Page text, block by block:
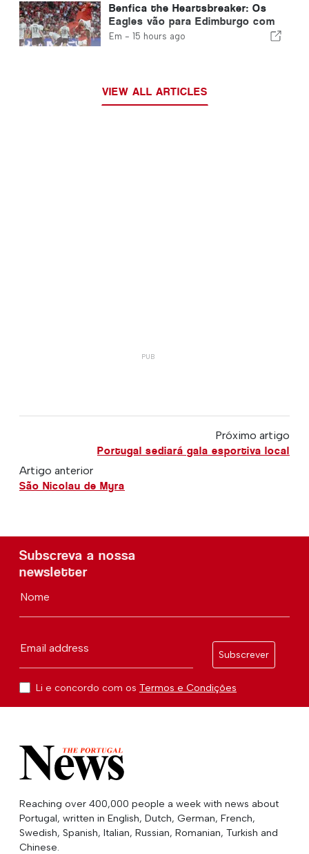
Benfica the Heartsbreaker: Os
Eagles vão para Edimburgo com
um pé já na próxima fase
Em - 15 hours ago
VIEW ALL ARTICLES
Próximo artigo
Portugal sediará gala esportiva local
Artigo anterior
São Nicolau de Myra
Subscreva a nossa
newsletter
Nome
Email address
Subscrever
Li e concordo com os Termos e Condições
Reaching over 400,000 people a week with news about
Portugal, written in English, Dutch, German, French,
Swedish, Spanish, Italian, Russian, Romanian, Turkish and
Chinese.